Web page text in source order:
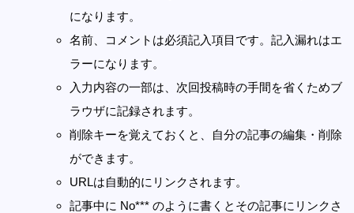
になります。
名前、コメントは必須記入項目です。記入漏れはエ
ラーになります。
入力内容の一部は、次回投稿時の手間を省くためブ
ラウザに記録されます。
削除キーを覚えておくと、自分の記事の編集・削除
ができます。
URLは自動的にリンクされます。
記事中に No*** のように書くとその記事にリンクさ